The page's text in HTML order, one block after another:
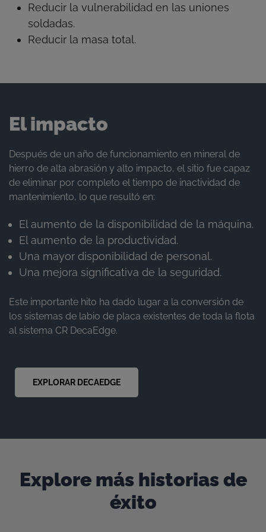
Reducir la vulnerabilidad en las uniones
soldadas.
Reducir la masa total.
El impacto
Después de un año de funcionamiento en mineral de
hierro de alta abrasión y alto impacto, el sitio fue capaz
de eliminar por completo el tiempo de inactividad de
mantenimiento, lo que resultó en:
El aumento de la disponibilidad de la máquina.
El aumento de la productividad.
Una mayor disponibilidad de personal.
Una mejora significativa de la seguridad.
Este importante hito ha dado lugar a la conversión de
los sistemas de labio de placa existentes de toda la flota
al sistema CR DecaEdge.
EXPLORAR DECAEDGE
Explore más historias de
éxito